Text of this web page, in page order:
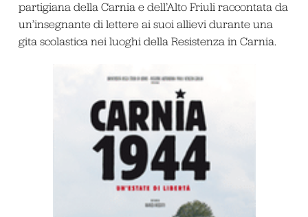
partigiana della Carnia e dell’Alto Friuli raccontata da
un’insegnante di lettere ai suoi allievi durante una
gita scolastica nei luoghi della Resistenza in Carnia.